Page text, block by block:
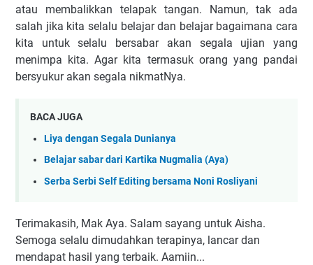
atau membalikkan telapak tangan. Namun, tak ada
salah jika kita selalu belajar dan belajar bagaimana cara
kita untuk selalu bersabar akan segala ujian yang
menimpa kita. Agar kita termasuk orang yang pandai
bersyukur akan segala nikmatNya.
BACA JUGA
Liya dengan Segala Dunianya
Belajar sabar dari Kartika Nugmalia (Aya)
Serba Serbi Self Editing bersama Noni Rosliyani
Terimakasih, Mak Aya. Salam sayang untuk Aisha.
Semoga selalu dimudahkan terapinya, lancar dan
mendapat hasil yang terbaik. Aamiin...